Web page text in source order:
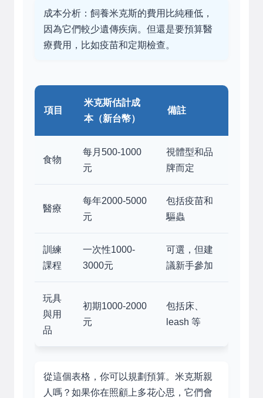
成本分析：飼養米克斯的費用比純種低，
因為它們較少遺傳疾病。但還是要預算醫
療費用，比如疫苗和定期檢查。
項目
米克斯估計成
本（新台幣）
備註
食物
每月500-1000
元
視體型和品
牌而定
醫療
每年2000-5000
元
包括疫苗和
驅蟲
訓練
課程
一次性1000-
3000元
可選，但建
議新手參加
玩具
與用
品
初期1000-2000
元
包括床、
leash 等
從這個表格，你可以規劃預算。米克斯親
人嗎？如果你在照顧上多花心思，它們會